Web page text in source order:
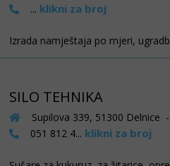
... klikni za broj
Izrada namještaja po mjeri,
SILO TEHNIKA
Supilova 339, 51300
051 812 4... klikni za broj